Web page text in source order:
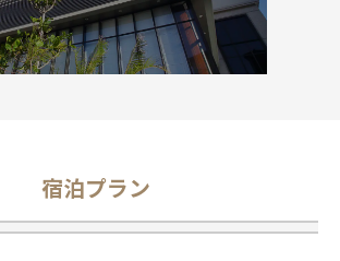
宿泊プラン